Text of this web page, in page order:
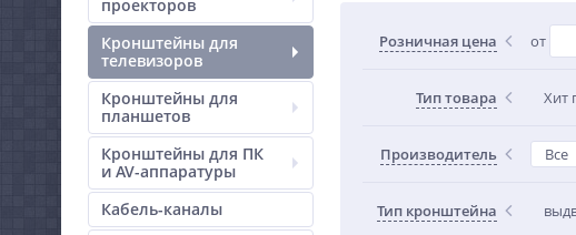
проекторов
Кронштейны для
телевизоров
Кронштейны для
планшетов
Кронштейны для ПК
и AV-аппаратуры
Кабель-каналы
Розничная цена от
Тип товара Хит
Производитель Все
Тип кронштейна